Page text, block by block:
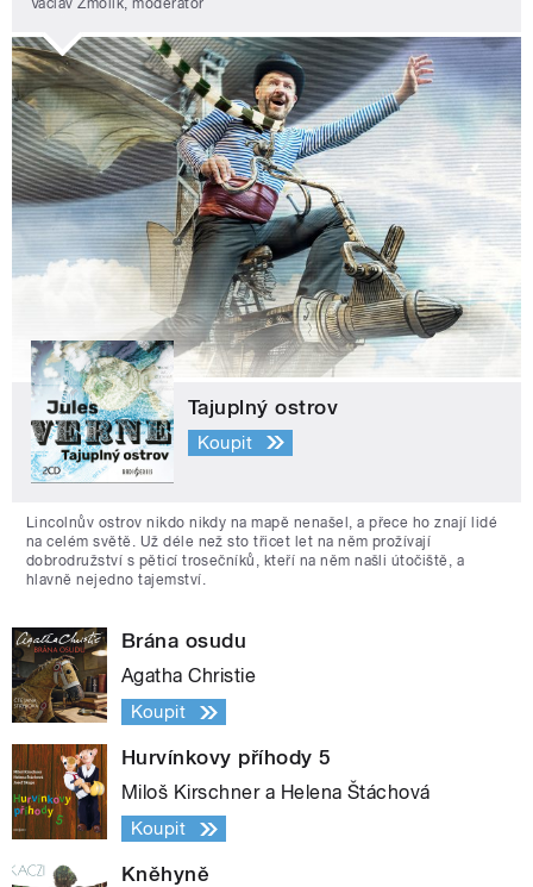
Václav Žmolík, moderátor
Tajuplný ostrov
Koupit
Lincolnův ostrov nikdo nikdy na mapě nenašel, a přece ho znají lidé
na celém světě. Už déle než sto třicet let na něm prožívají
dobrodružství s pěticí trosečníků, kteří na něm našli útočiště, a
hlavně nejedno tajemství.
Brána osudu
Agatha Christie
Koupit
Hurvínkovy příhody 5
Miloš Kirschner a Helena Štáchová
Koupit
Kněhyně